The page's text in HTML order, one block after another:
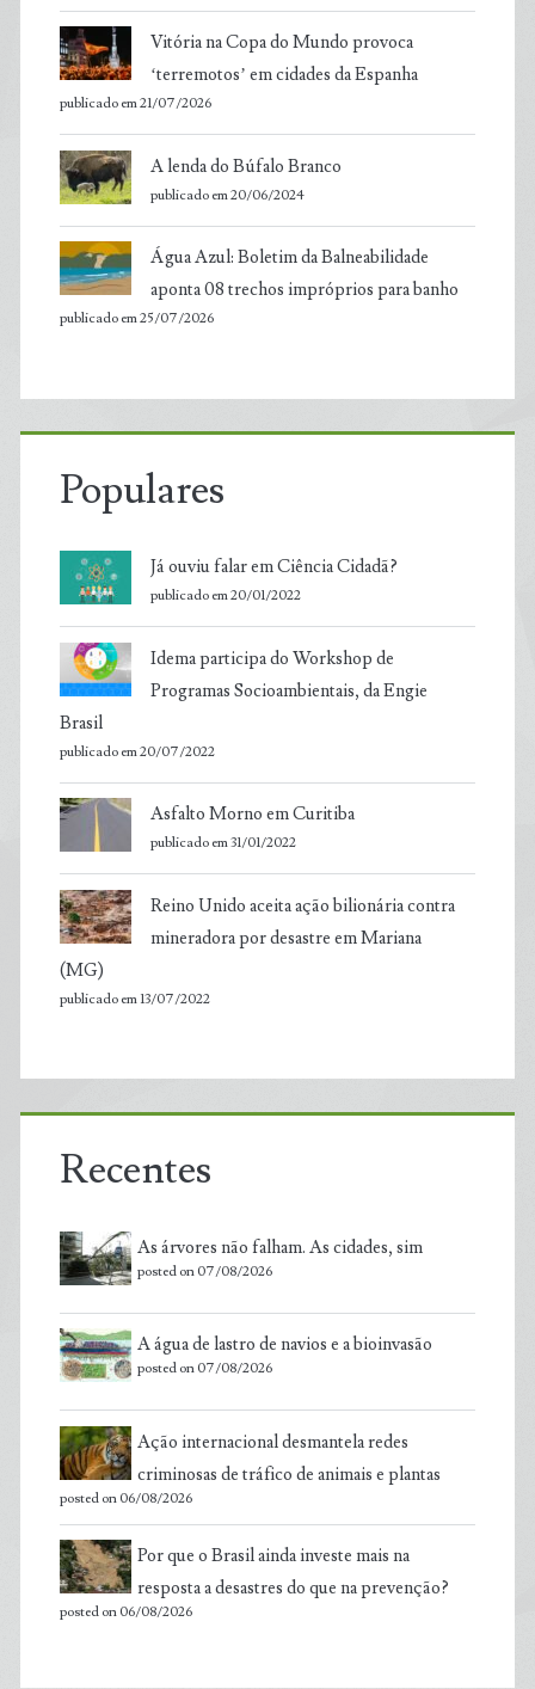
Vitória na Copa do Mundo provoca
‘terremotos’ em cidades da Espanha
publicado em 21/07/2026
A lenda do Búfalo Branco
publicado em 20/06/2024
Água Azul: Boletim da Balneabilidade
aponta 08 trechos impróprios para banho
publicado em 25/07/2026
Populares
Já ouviu falar em Ciência Cidadã?
publicado em 20/01/2022
Idema participa do Workshop de
Programas Socioambientais, da Engie
Brasil
publicado em 20/07/2022
Asfalto Morno em Curitiba
publicado em 31/01/2022
Reino Unido aceita ação bilionária contra
mineradora por desastre em Mariana
(MG)
publicado em 13/07/2022
Recentes
As árvores não falham. As cidades, sim
posted on 07/08/2026
A água de lastro de navios e a bioinvasão
posted on 07/08/2026
Ação internacional desmantela redes
criminosas de tráfico de animais e plantas
posted on 06/08/2026
Por que o Brasil ainda investe mais na
resposta a desastres do que na prevenção?
posted on 06/08/2026